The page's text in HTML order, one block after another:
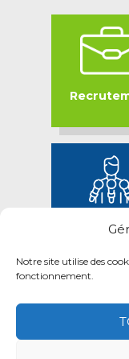
Notre site utilise des
fonctionnement.
Espace